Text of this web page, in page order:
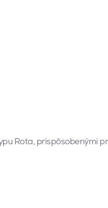
Rota, prispôsobenými